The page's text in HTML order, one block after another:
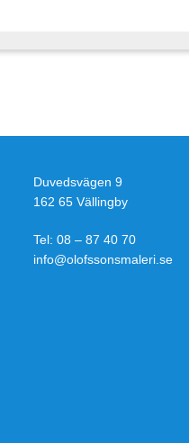
Duvedsvägen 9
162 65 Vällingby
Tel: 08 – 87 40 70
info@olofssonsmaleri.se